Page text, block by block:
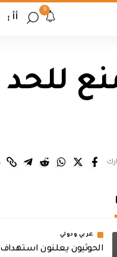
9
أأ
للحد
عربي ودولي
الحوثيون يعلنون استهداف